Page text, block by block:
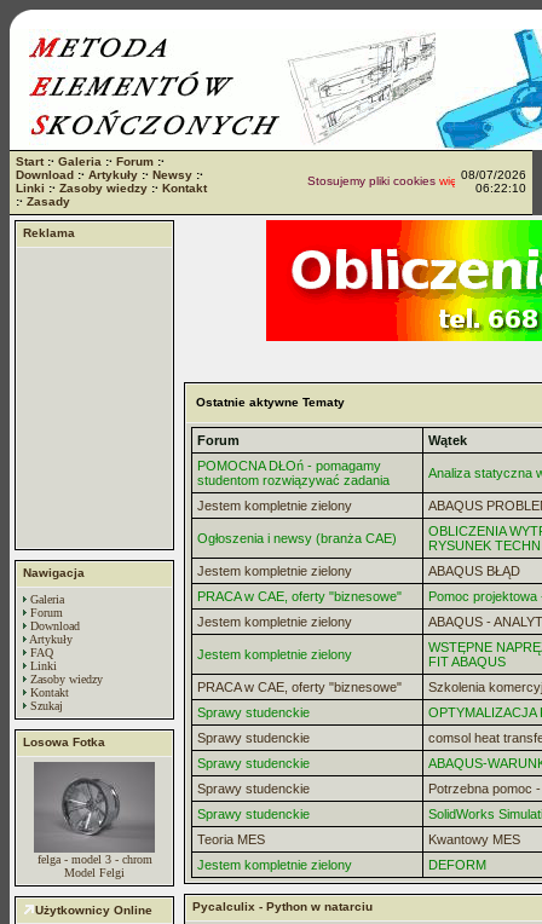
Start:· Galeria :· Forum :·
Download :· Artykuły :· Newsy :·
Linki :· Zasoby wiedzy :· Kontakt
:· Zasady
Stosujemy pliki cookieswięcej...08/07/2026
06:22:10
Reklama
Nawigacja
Galeria
Forum
Download
Artykuły
FAQ
Linki
Zasoby wiedzy
Kontakt
Szukaj
Losowa Fotka
felga - model 3 - chrom
Model Felgi
Użytkownicy Online
Ostatnie aktywne Tematy
Forum
Wątek
POMOCNA DŁOń - pomagamy
studentom rozwiązywać zadania
Analiza statyczna
Jestem kompletnie zielony ABAQUS
Ogłoszenia i newsy (branża CAE)
OBLICZENIA
RYSUNEK
Jestem kompletnie zielony
ABAQUS BŁĄD
PRACA w CAE, oferty "biznesowe"
Pomoc projektowa
Jestem kompletnie zielony
ABAQUS -
Jestem kompletnie zielony
WSTĘPNE
FIT ABAQUS
PRACA w CAE, oferty "biznesowe"
Szkolenia
Sprawy studenckie
OPTYMALIZACJA
Sprawy studenckie
comsol heat
Sprawy studenckie
ABAQUS-
Sprawy studenckie
Potrzebna pomoc
Sprawy studenckie
SolidWorks
Teoria MES
Kwantowy MES
Jestem kompletnie zielony
DEFORM
Pycalculix - Python w natarciu